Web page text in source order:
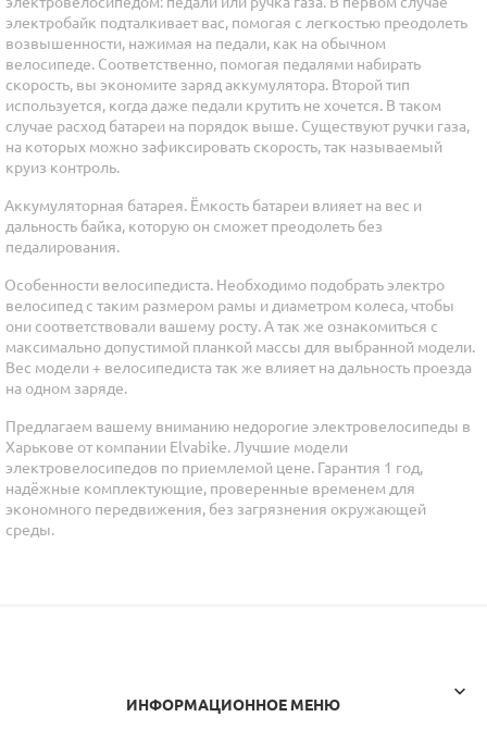
электробайк подталкивает вас, помогая с легкостью преодолеть
возвышенности, нажимая на педали, как на обычном
велосипеде. Соответственно, помогая педалями набирать
скорость, вы экономите заряд аккумулятора. Второй тип
используется, когда даже педали крутить не хочется. В таком
случае расход батареи на порядок выше. Существуют ручки газа,
на которых можно зафиксировать скорость, так называемый
круиз контроль.
Аккумуляторная батарея. Ёмкость батареи влияет на вес и
дальность байка, которую он сможет преодолеть без
педалирования.
Особенности велосипедиста. Необходимо подобрать электро
велосипед с таким размером рамы и диаметром колеса, чтобы
они соответствовали вашему росту. А так же ознакомиться с
максимально допустимой планкой массы для выбранной модели.
Вес модели + велосипедиста так же влияет на дальность проезда
на одном заряде.
Предлагаем вашему вниманию недорогие электровелосипеды в
Харькове от компании Elvabike. Лучшие модели
электровелосипедов по приемлемой цене. Гарантия 1 год,
надёжные комплектующие, проверенные временем для
экономного передвижения, без загрязнения окружающей
среды.
ИНФОРМАЦИОННОЕ МЕНЮ
